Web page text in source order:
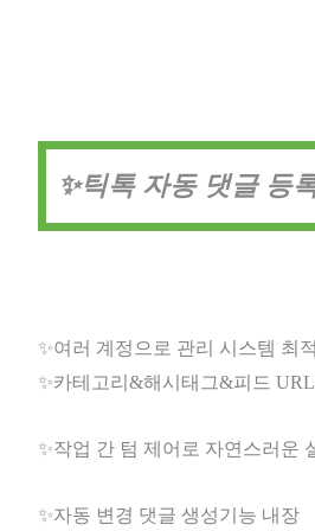
✨틱톡 자동 댓글 등
✨여러 계정으로 관리 시스템 최
✨카테고리&해시태그&피드
✨작업 간 텀 제어로 자연스러운
✨자동 변경 댓글 생성기능 내장